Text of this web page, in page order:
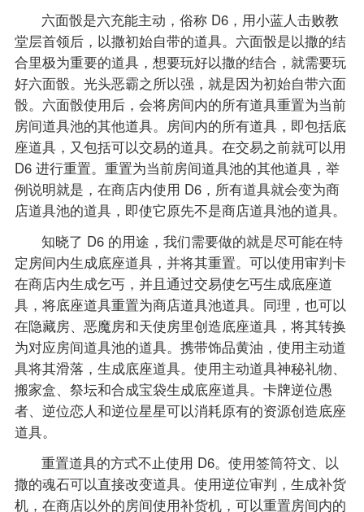
六面骰是六充能主动，俗称 D6，用小蓝人击败教
堂层首领后，以撒初始自带的道具。六面骰是以撒的结
合里极为重要的道具，想要玩好以撒的结合，就需要玩
好六面骰。光头恶霸之所以强，就是因为初始自带六面
骰。六面骰使用后，会将房间内的所有道具重置为当前
房间道具池的其他道具。房间内的所有道具，即包括底
座道具，又包括可以交易的道具。在交易之前就可以用
D6 进行重置。重置为当前房间道具池的其他道具，举
例说明就是，在商店内使用 D6，所有道具就会变为商
店道具池的道具，即使它原先不是商店道具池的道具。
知晓了 D6 的用途，我们需要做的就是尽可能在特
定房间内生成底座道具，并将其重置。可以使用审判卡
在商店内生成乞丐，并且通过交易使乞丐生成底座道
具，将底座道具重置为商店道具池道具。同理，也可以
在隐藏房、恶魔房和天使房里创造底座道具，将其转换
为对应房间道具池的道具。携带饰品黄油，使用主动道
具将其滑落，生成底座道具。使用主动道具神秘礼物、
搬家盒、祭坛和合成宝袋生成底座道具。卡牌逆位愚
者、逆位恋人和逆位星星可以消耗原有的资源创造底座
道具。
重置道具的方式不止使用 D6。使用签筒符文、以
撒的魂石可以直接改变道具。使用逆位审判，生成补货
机，在商店以外的房间使用补货机，可以重置房间内的